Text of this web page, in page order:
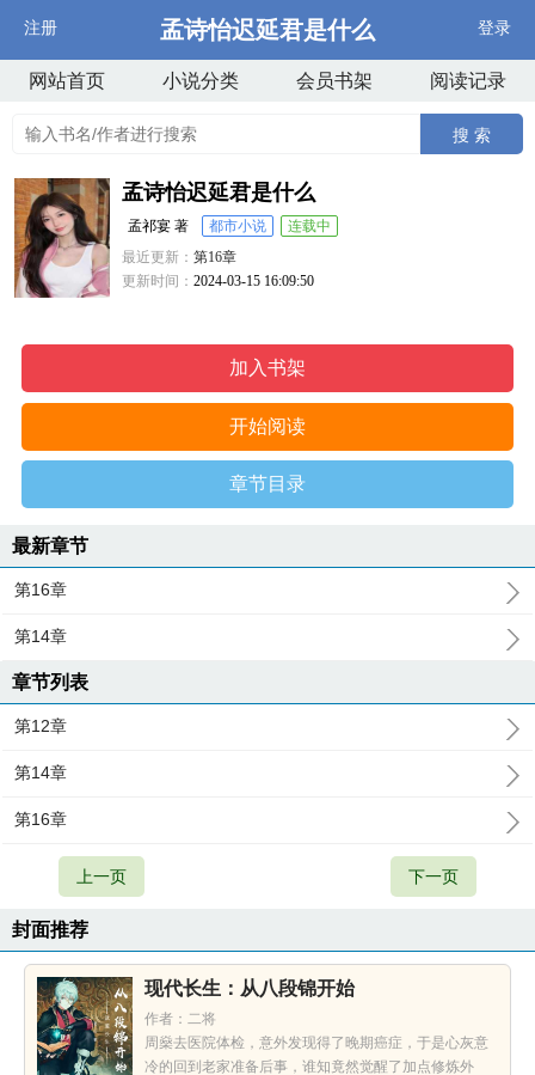
注册 孟诗怡迟延君是什么 登录
网站首页 小说分类 会员书架 阅读记录
搜 索
孟诗怡迟延君是什么
孟祁宴 著 都市小说
连载中
最近更新：第16章
更新时间：2024-03-15 16:09:50
加入书架
开始阅读
章节目录
最新章节
第16章
第14章
章节列表
第12章
第14章
第16章
上一页 下一页
封面推荐
现代长生：从八段锦开始
作者：二将
周燊去医院体检，意外发现得了晚期癌症，于是心灰意
冷的回到老家准备后事，谁知竟然觉醒了加点修炼外